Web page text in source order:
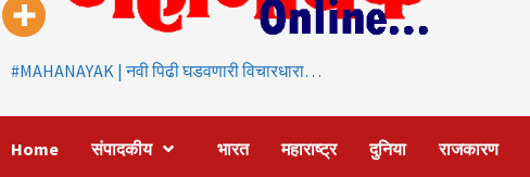
#MAHANAYAK | नवी पिढी घडवणारी विचारधारा…
Home संपादकीय भारत महाराष्ट्र दुनिया राजकारण